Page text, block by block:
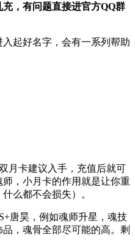
，有问题直接进官方QQ群
起好名字，会有一系列帮助
月卡建议入手，充值后就可
，小月卡的作用就是让你重
么都不会损失）。
唐昊，例如魂师升星，魂技
，魂骨全部尽可能的高。剩